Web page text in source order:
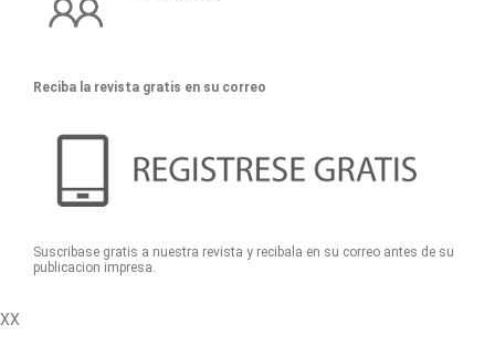
Reciba la revista gratis en su correo
Suscribase gratis a nuestra revista y recibala en su correo antes de su
publicacion impresa.
XX